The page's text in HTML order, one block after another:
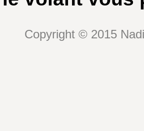
Copyright © 2015